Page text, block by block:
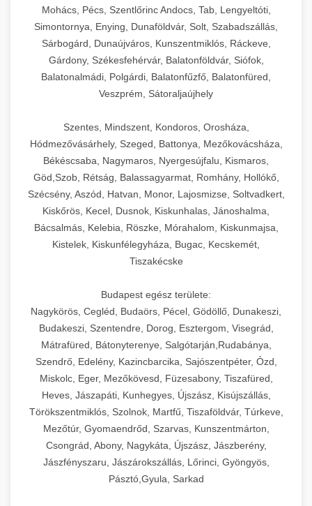
Mohács, Pécs, Szentlőrinc Andocs, Tab, Lengyeltóti,
Simontornya, Enying, Dunaföldvár, Solt, Szabadszállás,
Sárbogárd, Dunaújváros, Kunszentmiklós, Ráckeve,
Gárdony, Székesfehérvár, Balatonföldvár, Siófok,
Balatonalmádi, Polgárdi, Balatonfűzfő, Balatonfüred,
Veszprém, Sátoraljaújhely
Szentes, Mindszent, Kondoros, Orosháza,
Hódmezővásárhely, Szeged, Battonya, Mezőkovácsháza,
Békéscsaba, Nagymaros, Nyergesújfalu, Kismaros,
Göd,Szob, Rétság, Balassagyarmat, Romhány, Hollókő,
Szécsény, Aszód, Hatvan, Monor, Lajosmizse, Soltvadkert,
Kiskőrös, Kecel, Dusnok, Kiskunhalas, Jánoshalma,
Bácsalmás, Kelebia, Röszke, Mórahalom, Kiskunmajsa,
Kistelek, Kiskunfélegyháza, Bugac, Kecskemét,
Tiszakécske
Budapest egész területe:
Nagykörös, Cegléd, Budaörs, Pécel, Gödöllő, Dunakeszi,
Budakeszi, Szentendre, Dorog, Esztergom, Visegrád,
Mátrafüred, Bátonyterenye, Salgótarján,Rudabánya,
Szendrő, Edelény, Kazincbarcika, Sajószentpéter, Ózd,
Miskolc, Eger, Mezőkövesd, Füzesabony, Tiszafüred,
Heves, Jászapáti, Kunhegyes, Újszász, Kisújszállás,
Törökszentmiklós, Szolnok, Martfű, Tiszaföldvár, Túrkeve,
Mezőtúr, Gyomaendrőd, Szarvas, Kunszentmárton,
Csongrád, Abony, Nagykáta, Újszász, Jászberény,
Jászfényszaru, Jászárokszállás, Lőrinci, Gyöngyös,
Pásztó,Gyula, Sarkad